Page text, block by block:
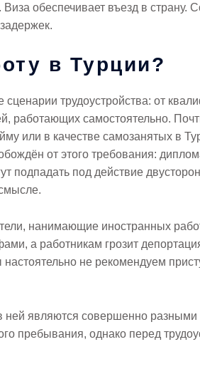
обеспечивает въезд в страну.
в Турции?
трудоустройства: от
работающих самостоятельно.
или в качестве самозанятых в
от этого требования:
подпадать под действие
нанимающие иностранных
а работникам грозит
не рекомендуем
ней являются совершенно
пребывания, однако перед